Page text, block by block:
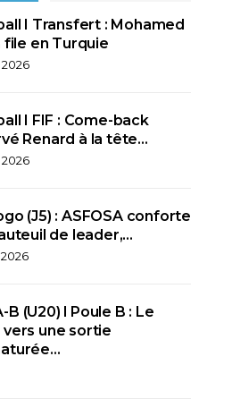
I Transfert : Mohamed
file en Turquie
I FIF : Come-back
Renard à la tête…
(J5) : ASFOSA conforte
de leader,…
B (U20) l Poule B : Le
vers une sortie